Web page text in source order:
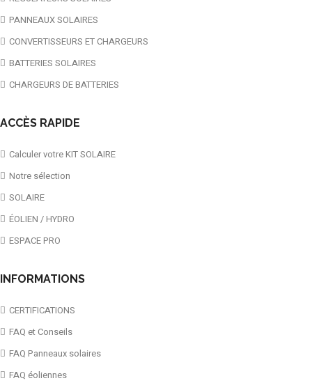
PANNEAUX SOLAIRES
CONVERTISSEURS ET CHARGEURS
BATTERIES SOLAIRES
CHARGEURS DE BATTERIES
ACCÈS RAPIDE
Calculer votre KIT SOLAIRE
Notre sélection
SOLAIRE
ÉOLIEN / HYDRO
ESPACE PRO
INFORMATIONS
CERTIFICATIONS
FAQ et Conseils
FAQ Panneaux solaires
FAQ éoliennes